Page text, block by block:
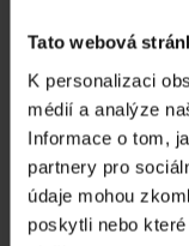
Tato webová
K personalizaci
médií a analýze
Informace o tom,
partnery pro
údaje mohou
poskytli nebo